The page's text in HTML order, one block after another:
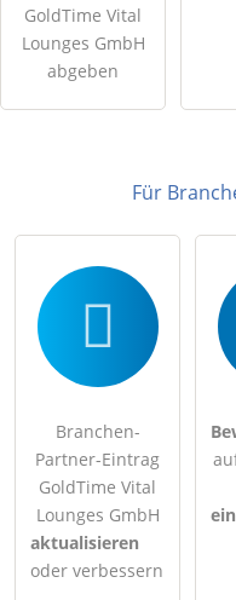
öffentliche Frage
Hinweis:Bitte beachten
Besucher sichtbar
GoldTime Vital
Lounges GmbH
abgeben
Für
Branchen-
Partner-Eintrag
GoldTime Vital
Lounges GmbH
aktualisieren
oder verbessern